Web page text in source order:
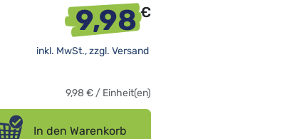
In den Warenkorb
9,98€
inkl. MwSt., zzgl. Versand
9,98 €/ Einheit(en)